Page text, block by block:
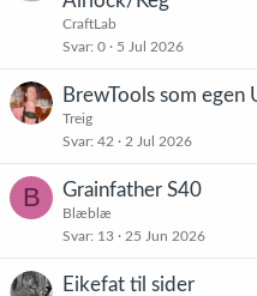
CraftLab
Svar 0 5 Jul 2026
BrewTools som egen
Treig
Svar 42 2 Jul 2026
B Grainfather S40
Blæblæ
Svar 13 25 Jun 2026
Eikefat til sider